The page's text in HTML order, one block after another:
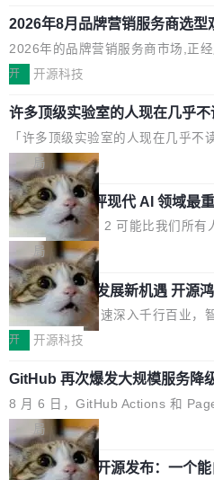
电源专为发烧级DIY主机与本地AI算
造，整机长度仅16厘米，提供
与80PLUS钛金能效；支持ATX 3.1
实时LCD监控屏，可充分满足当下
的严苛使用需求。 澎湃功率，紧凑
600PG5 AI TOP具备强悍输出功率
机身尺寸大幅精简。整机长度仅16
功率段机身尺寸十分紧凑的1600W
巧机身有效提升市面主流标准A...
2026年8月品牌营销服务商选型
从流量思维到品牌资产思维的范
2026年的品牌营销服务商市场,正经
的价值重构。全球全案品牌代理机
复合增长率达5.44%,预计2032年将
元。数字广告与公共关系相关服务
25年的8463亿美元扩张至2026年
元。数字的背后是一个清晰的事实
业化营销服务的需求从未如此迫切
的同时,服务商的竞争逻辑正在改变
Agency年度合辑的观察指出,“产品”
者最近的载体,在整个品牌营销层面
高了。全域营销服务商的竞争正在
度,案例厚度、全域覆盖、多线协同
开 开源科技
许多顶级实验室的人现在几乎不
了
「许多顶级实验室的人现在几乎不
且他们认为 ICLR/ICML/NeurIPS
度宣传和欺诈。」 OpenAI 研究员
n 这条推文引发了广泛讨论。他不是
话，他是说出了一个圈内人尽皆知
破的事实。 Jordan 随后补充了一句
「我不认为这些会议上大部分论文
或造假。问题是，作为读者，如果
看起来最令人兴奋的论文，那它们
度宣传的。」 这才是真正的痛点。
都有问题，是最吸引眼球的那批论
他引用的帖子来自 Mathew Shen，
026 的读者：「看了篇 ...
局
xAI 前工程师评现代 AI 领域最
3 开源项目
Flash Attention 2 可能比我们所有
这句话不是来自某个技术博客，而
Pham 的一条推文。Hieu Pham 是
的早期工程师之一，在 Grok 训练基
工作过。近日他在 X 上发了一条帖
认为现代 AI 领域最重要的三个开源
理由很具体。FA 系列不需要解释，
认为最重要的一个——复杂度恰到好
驱动你去学 CuTe，但还没被那些"
er++ 优化所淹没，足够容易修改和
键的是 FA2 的持久性...
局
共商智能硬件发展新机遇 开源
硬件开发者日杭州站即将举行
随着万物智联加速深入千行百业，
单点设备迈向智能化、网联化、协
鸿蒙通过统一技术底座和分布式能
型智能设备的开发、连接与互联提
也为产业链企业探索产品创新与商
的空间。 8月14日，开源鸿蒙智能
（OHDD：OpenHarmony
开 开源科技
GitHub 再次爆发大规模服务降
8 月 6 日，GitHub Actions 和
模服务降级，Actions 完全不可用
webhook 停发，连自托管 runner
障无法工作。Pages、Copilot code
局
Prime Agent 开源发布：一个能